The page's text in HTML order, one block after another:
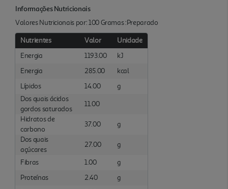
Informações Nutricionais
Valores Nutricionais por: 100 Gramas :Preparado
Nutrientes Valor
Unidade
Energia
1193.00
kJ
Energia
285.00
kcal
Lípidos
14.00
g
Dos quais ácidos
gordos saturados
11.00
Hidratos de
carbono
37.00
g
Dos quais
açúcares
27.00 g
Fibras 1.00
g
Proteínas
2.40
g